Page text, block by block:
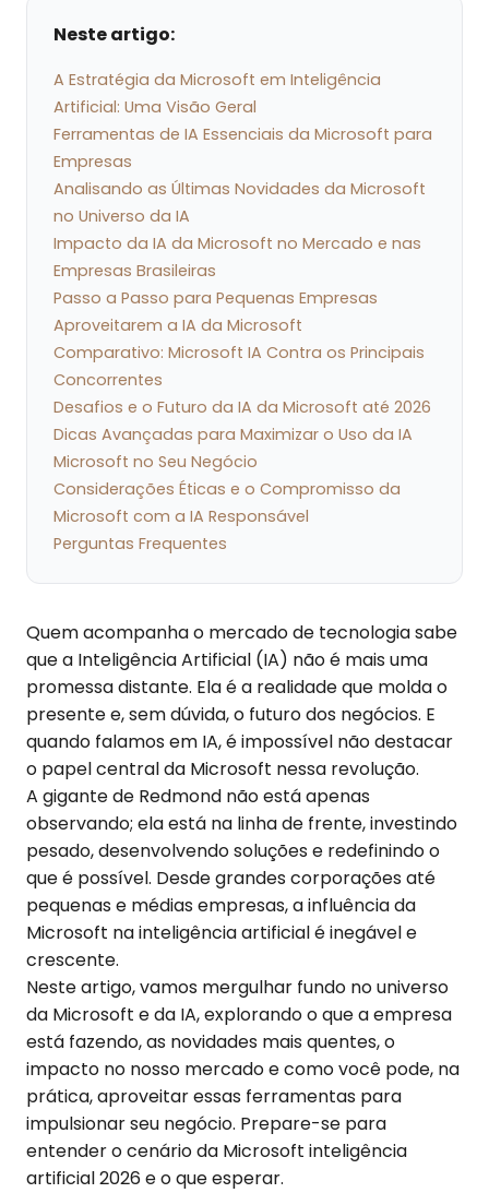
Neste artigo:
A Estratégia da Microsoft em Inteligência
Artificial: Uma Visão Geral
Ferramentas de IA Essenciais da Microsoft para
Empresas
Analisando as Últimas Novidades da Microsoft
no Universo da IA
Impacto da IA da Microsoft no Mercado e nas
Empresas Brasileiras
Passo a Passo para Pequenas Empresas
Aproveitarem a IA da Microsoft
Comparativo: Microsoft IA Contra os Principais
Concorrentes
Desafios e o Futuro da IA da Microsoft até 2026
Dicas Avançadas para Maximizar o Uso da IA
Microsoft no Seu Negócio
Considerações Éticas e o Compromisso da
Microsoft com a IA Responsável
Perguntas Frequentes
Quem acompanha o mercado de tecnologia sabe
que a Inteligência Artificial (IA) não é mais uma
promessa distante. Ela é a realidade que molda o
presente e, sem dúvida, o futuro dos negócios. E
quando falamos em IA, é impossível não destacar
o papel central da Microsoft nessa revolução.
A gigante de Redmond não está apenas
observando; ela está na linha de frente, investindo
pesado, desenvolvendo soluções e redefinindo o
que é possível. Desde grandes corporações até
pequenas e médias empresas, a influência da
Microsoft na inteligência artificial é inegável e
crescente.
Neste artigo, vamos mergulhar fundo no universo
da Microsoft e da IA, explorando o que a empresa
está fazendo, as novidades mais quentes, o
impacto no nosso mercado e como você pode, na
prática, aproveitar essas ferramentas para
impulsionar seu negócio. Prepare-se para
entender o cenário da Microsoft inteligência
artificial 2026 e o que esperar.